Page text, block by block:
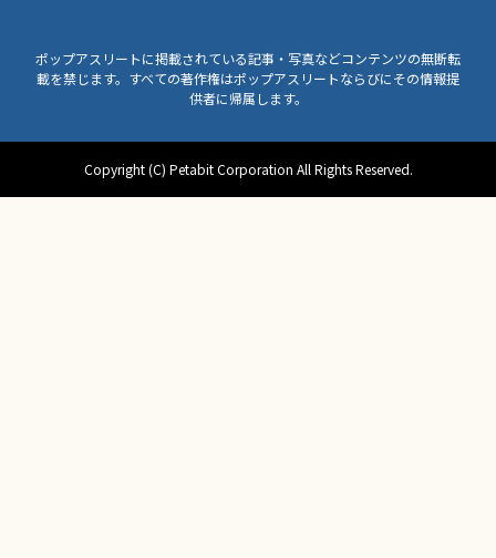
ポップアスリートに掲載されている記事・写真などコンテンツの無断転
載を禁じます。すべての著作権はポップアスリートならびにその情報提
供者に帰属します。
Copyright (C) Petabit Corporation All Rights Reserved.